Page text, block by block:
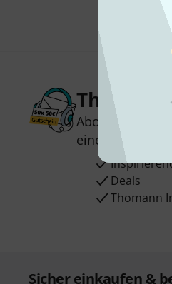
Thomann
Abonniere den
einen von
50
Deals
Thomann
Sicher einkaufen &